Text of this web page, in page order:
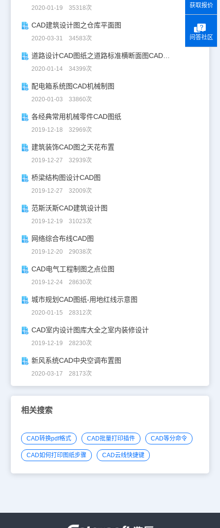
2020-01-19 35318次
CAD建筑设计图之仓库平面图
2020-03-31 34583次
道路设计CAD图纸之道路标准横断面图CAD图纸
2020-01-14 34399次
配电箱系统图CAD机械制图
2020-01-03 33860次
各经典常用机械零件CAD图纸
2019-12-18 32969次
建筑装饰CAD图之天花布置
2019-12-27 32939次
桥梁结构图设计CAD图
2019-12-27 32009次
范斯沃斯CAD建筑设计图
2019-12-19 31023次
网络综合布线CAD图
2019-12-20 29038次
CAD电气工程制图之点位图
2019-12-24 28630次
城市规划CAD图纸-用地红线示意图
2020-01-15 28312次
CAD室内设计图库大全之室内装修设计
2019-12-19 28230次
新风系统CAD中央空调布置图
2020-03-17 28173次
相关搜索
CAD转换pdf格式 CAD批量打印插件 CAD等分命令
CAD如何打印图纸步骤 CAD云线快捷键
获取报价
问答社区